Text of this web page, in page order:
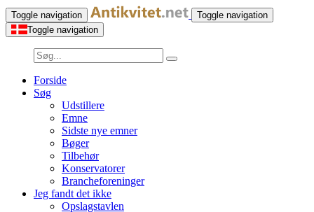
Toggle navigation
Toggle navigation
Toggle navigation
Forside
Søg
Udstillere
Emne
Sidste nye emner
Bøger
Tilbehør
Konservatorer
Brancheforeninger
Jeg fandt det ikke
Opslagstavlen